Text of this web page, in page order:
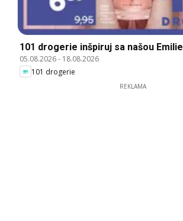
101 drogerie inšpiruj sa našou Emilie
05.08.2026- 18.08.2026
101 drogerie
REKLAMA